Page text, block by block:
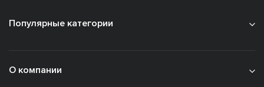
Популярные категории
О компании